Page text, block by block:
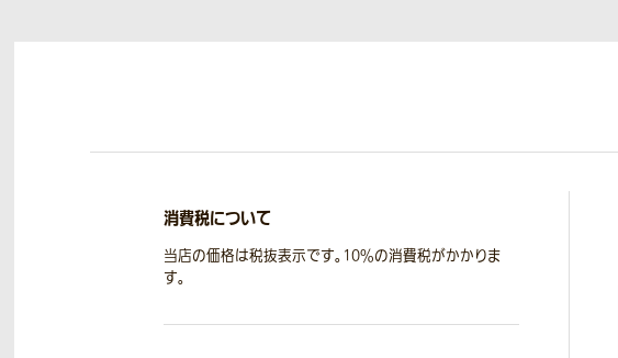
消費税について
当店の価格は税抜表示です。10％の消費税がかかりま
す。